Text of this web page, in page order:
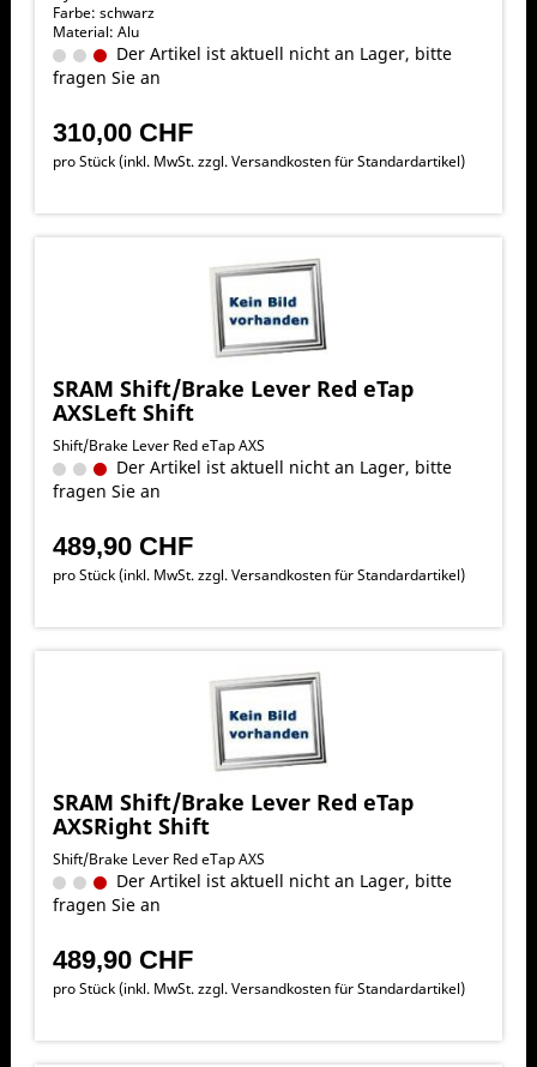
Farbe: schwarz
Material: Alu
Der Artikel ist aktuell nicht an Lager, bitte
fragen Sie an
310,00 CHF
pro Stück (inkl. MwSt. zzgl.Versandkosten für Standardartikel)
SRAM Shift/Brake Lever Red eTap
AXSLeft Shift
Shift/Brake Lever Red eTap AXS
Der Artikel ist aktuell nicht an Lager, bitte
fragen Sie an
489,90 CHF
pro Stück (inkl. MwSt. zzgl.Versandkosten für Standardartikel)
SRAM Shift/Brake Lever Red eTap
AXSRight Shift
Shift/Brake Lever Red eTap AXS
Der Artikel ist aktuell nicht an Lager, bitte
fragen Sie an
489,90 CHF
pro Stück (inkl. MwSt. zzgl.Versandkosten für Standardartikel)